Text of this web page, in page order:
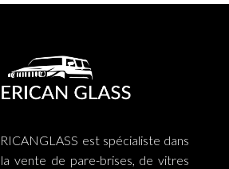
est spécialiste dans
vente de pare-brises, de vitres